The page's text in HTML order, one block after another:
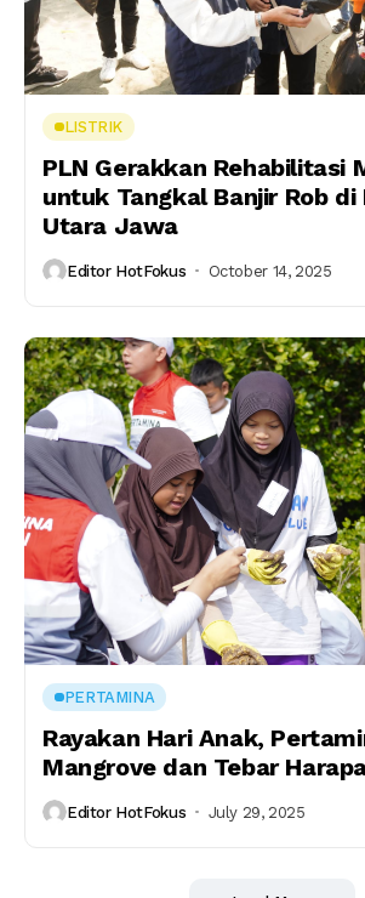
LISTRIK
PLN Gerakkan Rehabilitasi
untuk Tangkal Banjir Rob di
Utara Jawa
Editor HotFokus October 14, 2025
PERTAMINA
Rayakan Hari Anak,
Mangrove dan Tebar
Editor HotFokus July 29, 2025